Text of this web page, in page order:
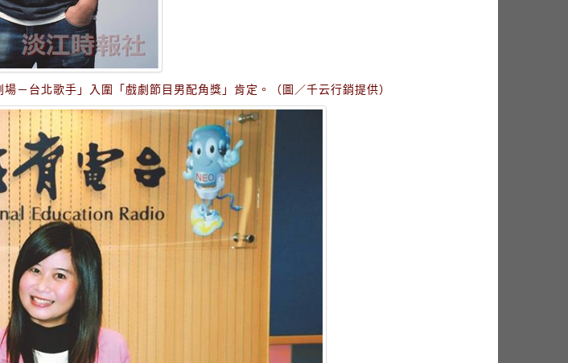
－台北歌手」入圍「戲劇節目男配角獎」肯定。（圖／千云行銷提供）